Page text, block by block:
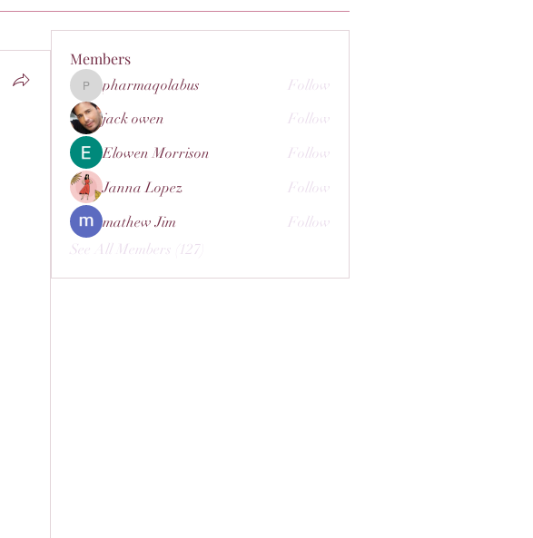
Members
pharmaqolabus
pharmaqolabus
Follow
jack owen
Follow
Elowen Morrison
Follow
Janna Lopez
Follow
mathew Jim
Follow
See All Members (127)